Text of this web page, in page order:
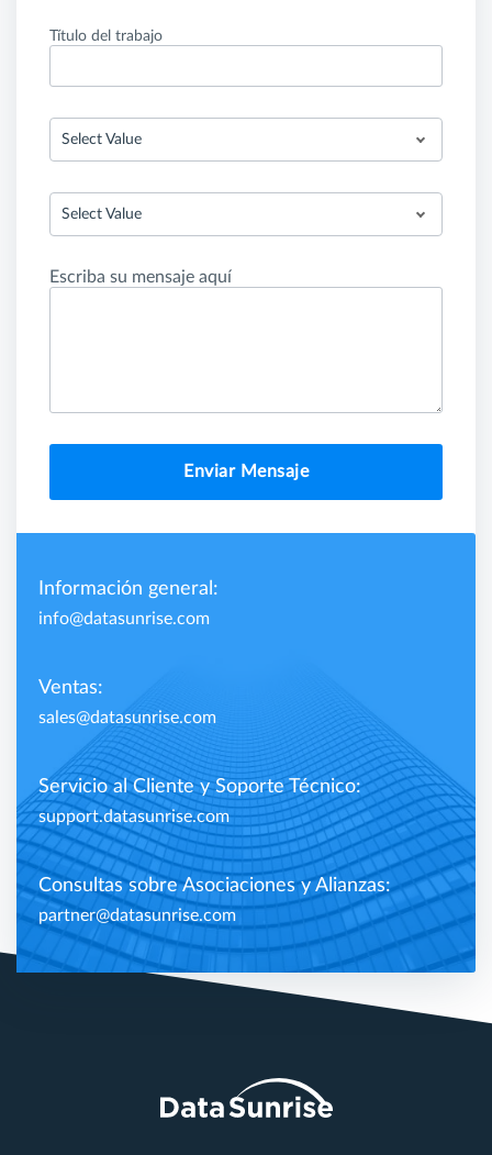
Título del trabajo
Select Value
Select Value
Escriba su mensaje aquí
Enviar Mensaje
Información general:
info@datasunrise.com
Ventas:
sales@datasunrise.com
Servicio al Cliente y Soporte Técnico:
support.datasunrise.com
Consultas sobre Asociaciones y Alianzas:
partner@datasunrise.com